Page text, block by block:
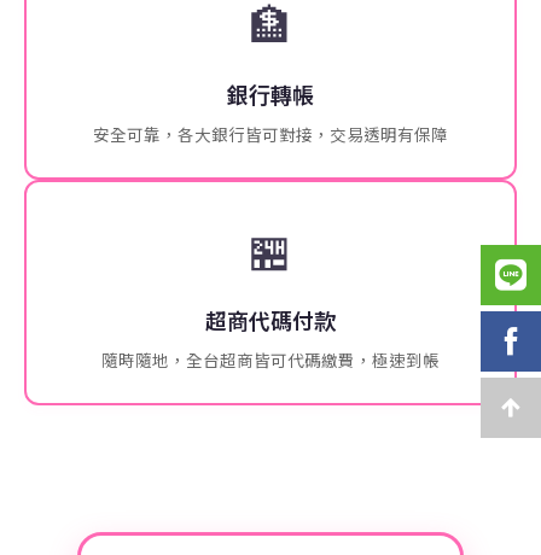
🏦
銀行轉帳
安全可靠，各大銀行皆可對接，交易透明有保障
🏪
超商代碼付款
隨時隨地，全台超商皆可代碼繳費，極速到帳